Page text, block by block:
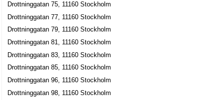
08-6143200
Drottninggatan 108, 11360 Stockholm
Marions Gastro Diner AB
Shahram Rahi
08-54611000
Drottninggatan 108, 11360 Stockholm
Mediamätning i Skandinavien MMS AB
Claes Robert Julander
Drottninggatan 75, 11160 Stockholm
Drottninggatan 77, 11160 Stockholm
Drottninggatan 79, 11160 Stockholm
Drottninggatan 81, 11160 Stockholm
Drottninggatan 83, 11160 Stockholm
Drottninggatan 85, 11160 Stockholm
Drottninggatan 96, 11160 Stockholm
Drottninggatan 98, 11160 Stockholm